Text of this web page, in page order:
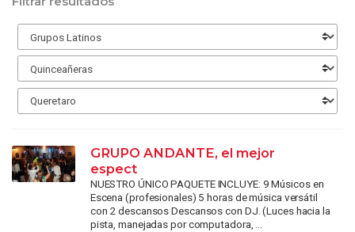
GRUPO ANDANTE, el mejor
espect
NUESTRO ÚNICO PAQUETE INCLUYE: 9 Músicos en
Escena (profesionales) 5 horas de música versátil
con 2 descansos Descansos con DJ. (Luces hacia la
pista, manejadas por computadora, ...